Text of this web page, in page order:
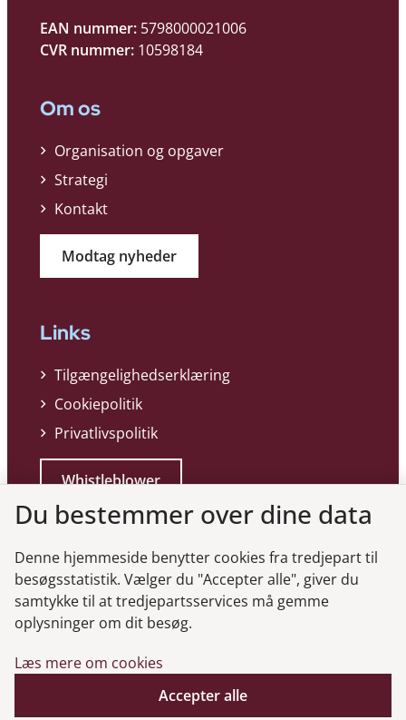
EAN nummer: 5798000021006
CVR nummer: 10598184
Om os
Organisation og opgaver
Strategi
Kontakt
Modtag nyheder
Links
Tilgængelighedserklæring
Cookiepolitik
Privatlivspolitik
Whistleblower
Genveje
Gå til virksomhedsregisteret
Gå til selskabsmeddelelser
Du bestemmer over dine data
Denne hjemmeside benytter cookies fra tredjepart til
besøgsstatistik. Vælger du "Accepter alle", giver du
samtykke til at tredjepartsservices må gemme
oplysninger om dit besøg.
Læs mere om cookies
Accepter alle